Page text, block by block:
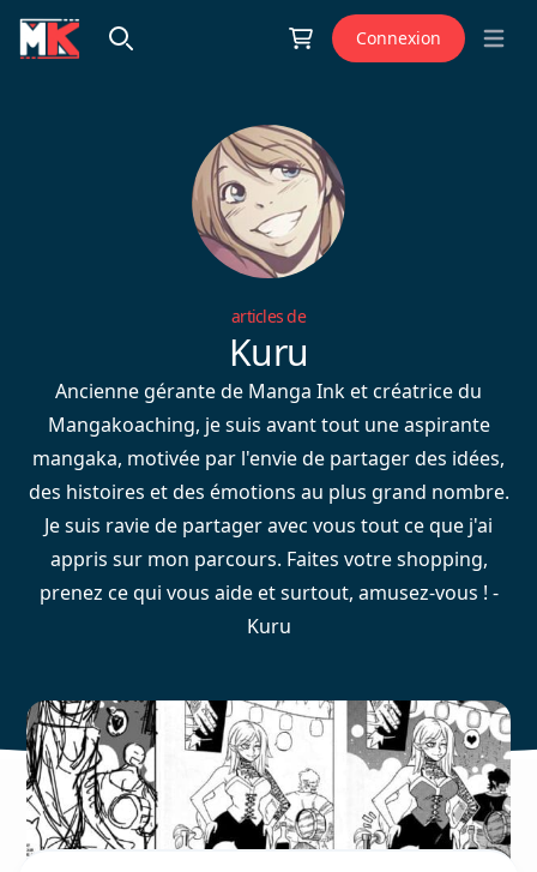
Aller au contenu
Connexion Open
articles de
Kuru
Ancienne gérante de Manga Ink et créatrice du
Mangakoaching, je suis avant tout une aspirante
mangaka, motivée par l'envie de partager des idées,
des histoires et des émotions au plus grand nombre.
Je suis ravie de partager avec vous tout ce que j'ai
appris sur mon parcours. Faites votre shopping,
prenez ce qui vous aide et surtout, amusez-vous ! -
Kuru